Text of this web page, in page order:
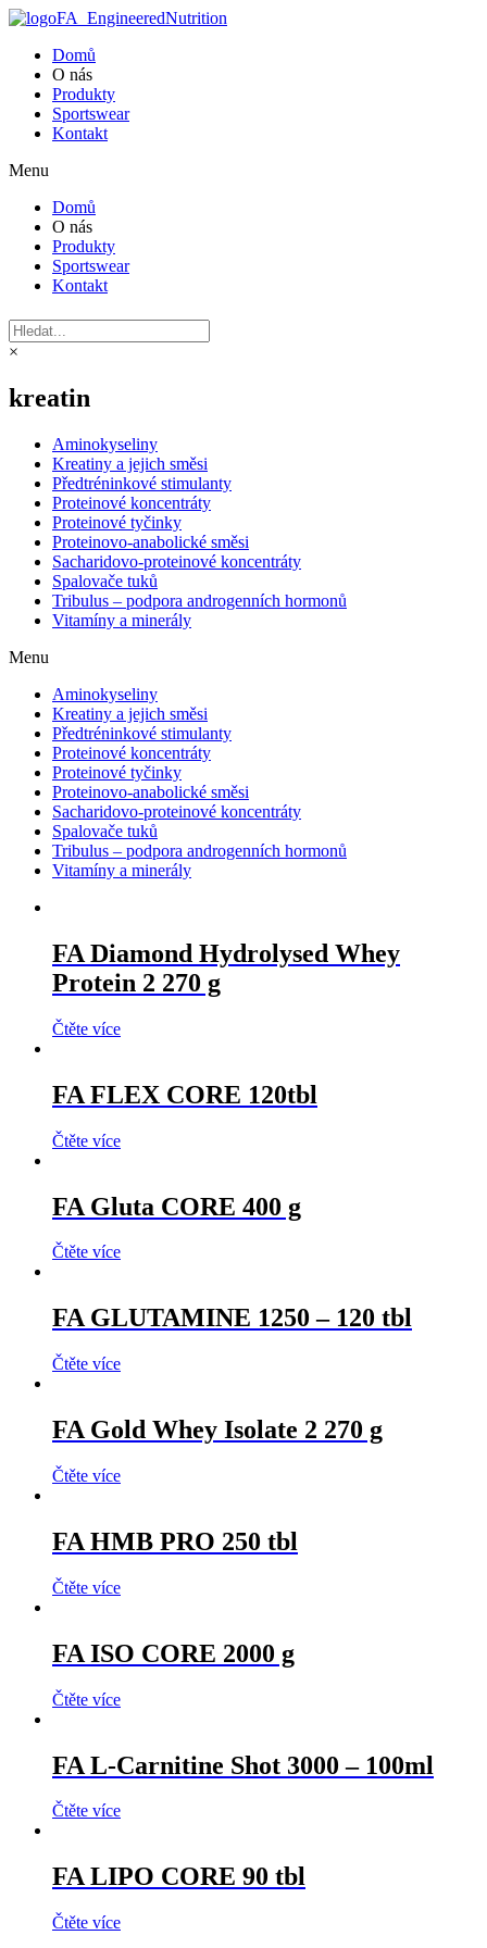
Domů
O nás
Produkty
Sportswear
Kontakt
Menu
Domů
O nás
Produkty
Sportswear
Kontakt
×
kreatin
Aminokyseliny
Kreatiny a jejich směsi
Předtréninkové stimulanty
Proteinové koncentráty
Proteinové tyčinky
Proteinovo-anabolické směsi
Sacharidovo-proteinové koncentráty
Spalovače tuků
Tribulus – podpora androgenních hormonů
Vitamíny a minerály
Menu
Aminokyseliny
Kreatiny a jejich směsi
Předtréninkové stimulanty
Proteinové koncentráty
Proteinové tyčinky
Proteinovo-anabolické směsi
Sacharidovo-proteinové koncentráty
Spalovače tuků
Tribulus – podpora androgenních hormonů
Vitamíny a minerály
FA Diamond Hydrolysed Whey
Protein 2 270 g
Čtěte více
FA FLEX CORE 120tbl
Čtěte více
FA Gluta CORE 400 g
Čtěte více
FA GLUTAMINE 1250 – 120 tbl
Čtěte více
FA Gold Whey Isolate 2 270 g
Čtěte více
FA HMB PRO 250 tbl
Čtěte více
FA ISO CORE 2000 g
Čtěte více
FA L-Carnitine Shot 3000 – 100ml
Čtěte více
FA LIPO CORE 90 tbl
Čtěte více